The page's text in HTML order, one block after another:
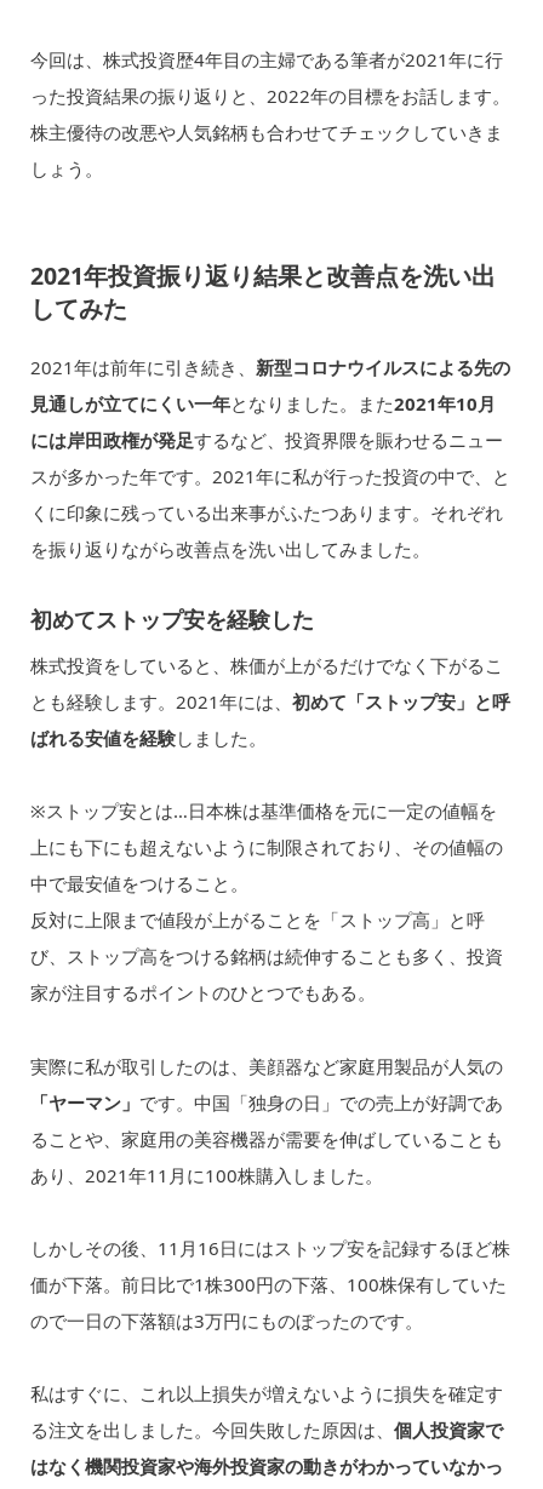
今回は、株式投資歴4年目の主婦である筆者が2021年に行
った投資結果の振り返りと、2022年の目標をお話します。
株主優待の改悪や人気銘柄も合わせてチェックしていきま
しょう。
2021年投資振り返り結果と改善点を洗い出
してみた
2021年は前年に引き続き、 新型コロナウイルスによる先の
見通しが立てにくい一年となりました。また2021年10月
には岸田政権が発足するなど、投資界隈を賑わせるニュー
スが多かった年です。2021年に私が行った投資の中で、と
くに印象に残っている出来事がふたつあります。それぞれ
を振り返りながら改善点を洗い出してみました。
初めてストップ安を経験した
株式投資をしていると、株価が上がるだけでなく下がるこ
とも経験します。2021年には、 初めて「ストップ安」と呼
ばれる安値を経験しました。
※ストップ安とは…日本株は基準価格を元に一定の値幅を
上にも下にも超えないように制限されており、その値幅の
中で最安値をつけること。
反対に上限まで値段が上がることを「ストップ高」と呼
び、ストップ高をつける銘柄は続伸することも多く、投資
家が注目するポイントのひとつでもある。
実際に私が取引したのは、美顔器など家庭用製品が人気の
「ヤーマン」 です。中国「独身の日」での売上が好調であ
ることや、家庭用の美容機器が需要を伸ばしていることも
あり、2021年11月に100株購入しました。
しかしその後、11月16日にはストップ安を記録するほど株
価が下落。前日比で1株300円の下落、100株保有していた
ので一日の下落額は3万円にものぼったのです。
私はすぐに、これ以上損失が増えないように損失を確定す
る注文を出しました。今回失敗した原因は、 個人投資家で
はなく機関投資家や海外投資家の動きがわかっていなかっ